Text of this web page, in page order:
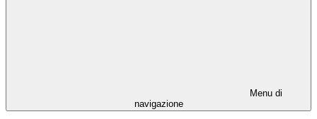
Menu di
navigazione